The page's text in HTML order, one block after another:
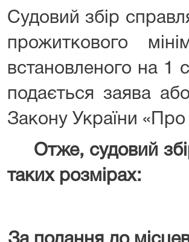
Судовий збір
прожиткового
встановленого на 1
подається заява
Закону України «Про
Отже, судовий
таких розмірах: